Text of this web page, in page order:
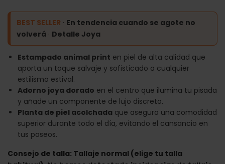
BEST SELLER · En tendencia cuando se agote no
volverá · Detalle Joya
Estampado animal print en piel de alta calidad que
aporta un toque salvaje y sofisticado a cualquier
estilismo estival.
Adorno joya dorado en el centro que ilumina tu pisada
y añade un componente de lujo discreto.
Planta de piel acolchada que asegura una comodidad
superior durante todo el día, evitando el cansancio en
tus paseos.
Consejo de talla: Tallaje normal (elige tu talla